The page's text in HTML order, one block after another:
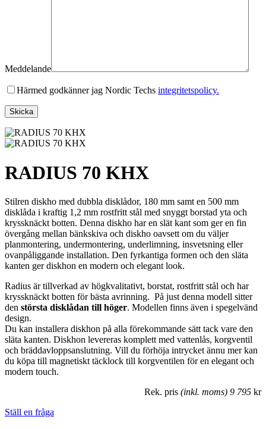
Meddelande
Härmed godkänner jag Nordic Techs integritetspolicy.
RADIUS 70 KHX
Stilren diskho med dubbla disklådor, 180 mm samt en 500 mm
disklåda i kraftig 1,2 mm rostfritt stål med snyggt borstad yta och
kryssknäckt botten. Denna diskho har en slät kant som ger en fin
övergång mellan bänkskiva och diskho oavsett om du väljer
planmontering, undermontering, underlimning, insvetsning eller
ovanpåliggande installation. Den fyrkantiga formen och den släta
kanten ger diskhon en modern och elegant look.
Radius är tillverkad av högkvalitativt, borstat, rostfritt stål och har
kryssknäckt botten för bästa avrinning. På just denna modell sitter
den största disklådan till höger. Modellen finns även i spegelvänd
design.
Du kan installera diskhon på alla förekommande sätt tack vare den
släta kanten. Diskhon levereras komplett med vattenlås, korgventil
och bräddavloppsanslutning. Vill du förhöja intrycket ännu mer kan
du köpa till magnetiskt täcklock till korgventilen för en elegant och
modern touch.
Rek. pris (inkl. moms) 9 795 kr
Ställ en fråga